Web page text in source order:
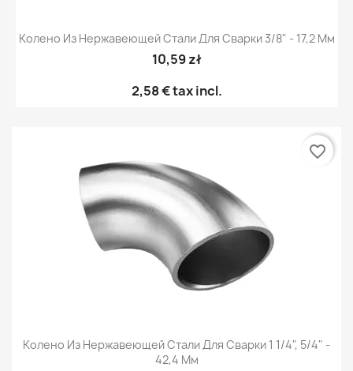
Колено Из Нержавеющей Стали Для Сварки 3/8" - 17,2 Мм
10,59 zł
2,58 €tax incl.
Колено Из Нержавеющей Стали Для Сварки 1 1/4", 5/4" -
42,4 Мм
favorite_border